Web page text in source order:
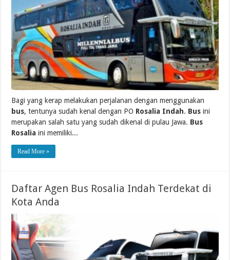
Bagi yang kerap melakukan perjalanan dengan menggunakan
bus, tentunya sudah kenal dengan PO Rosalia Indah. Bus ini
merupakan salah satu yang sudah dikenal di pulau Jawa. Bus
Rosalia ini memiliki...
Read More »
Daftar Agen Bus Rosalia Indah Terdekat di
Kota Anda